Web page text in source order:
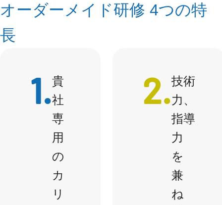
オーダーメイド研修 4つの特
長
1.貴
社
専
用
の
カ
リ
2.技術
力、
指導
力
を
兼
ね